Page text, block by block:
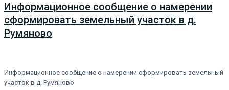
Информационное сообщение о намерении
сформировать земельный участок в д.
Румяново
Информационное сообщение о намерении сформировать земельный
участок в д. Румяново